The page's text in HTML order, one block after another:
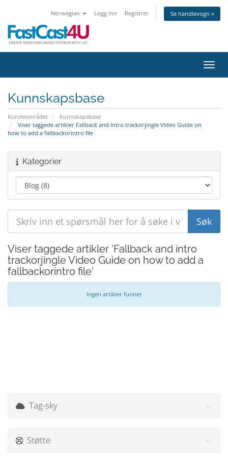
Norwegian Logg inn Registrer Se handlevogn »
Bytt
Kunnskapsbase
Kundeområdet
Kunnskapsbase
Viser taggede artikler Fallback and intro trackorjingle Video Guide on
how to add a fallbackorintro file
Kategorier
Viser taggede artikler 'Fallback and intro
trackorjingle Video Guide on how to add a
fallbackorintro file'
Ingen artikler funnet
Tag-sky
Støtte